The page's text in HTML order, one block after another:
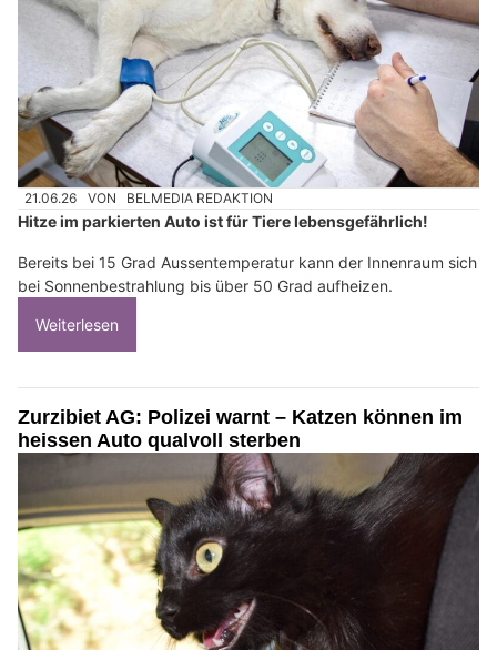
21.06.26 VON BELMEDIA REDAKTION
Hitze im parkierten Auto ist für Tiere lebensgefährlich!
Bereits bei 15 Grad Aussentemperatur kann der Innenraum sich
bei Sonnenbestrahlung bis über 50 Grad aufheizen.
Weiterlesen
Zurzibiet AG: Polizei warnt – Katzen können im
heissen Auto qualvoll sterben